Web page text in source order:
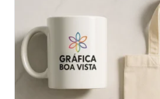
várias
variantes.
As
opções